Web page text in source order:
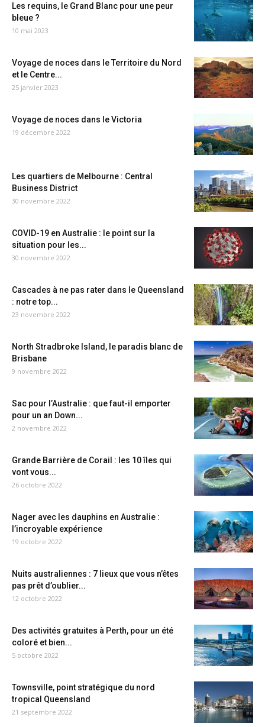
Les requins, le Grand Blanc pour une peur
bleue ?
10 mai 2023
Voyage de noces dans le Territoire du Nord
et le Centre...
25 janvier 2023
Voyage de noces dans le Victoria
19 décembre 2022
Les quartiers de Melbourne : Central
Business District
30 novembre 2022
COVID-19 en Australie : le point sur la
situation pour les...
30 novembre 2022
Cascades à ne pas rater dans le Queensland
: notre top...
23 novembre 2022
North Stradbroke Island, le paradis blanc de
Brisbane
9 novembre 2022
Sac pour l’Australie : que faut-il emporter
pour un an Down...
2 novembre 2022
Grande Barrière de Corail : les 10 îles qui
vont vous...
26 octobre 2022
Nager avec les dauphins en Australie :
l’incroyable expérience
19 octobre 2022
Nuits australiennes : 7 lieux que vous n’êtes
pas prêt d’oublier...
12 octobre 2022
Des activités gratuites à Perth, pour un été
coloré et bien...
5 octobre 2022
Townsville, point stratégique du nord
tropical Queensland
21 septembre 2022